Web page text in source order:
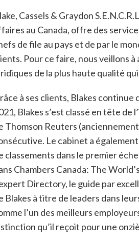
Cassels & Graydon
au Canada, offre des
de file au pays et de par le
Pour ce faire, nous veillons
de la plus haute qualité
à ses clients, Blakes
Blakes s’est classé en tête de
Thomson Reuters
Le cabinet a
classements dans le premier
Chambers Canada: The
Directory, le guide par
Blakes à titre de leaders dans
l’un des meilleurs
qu’il reçoit pour une